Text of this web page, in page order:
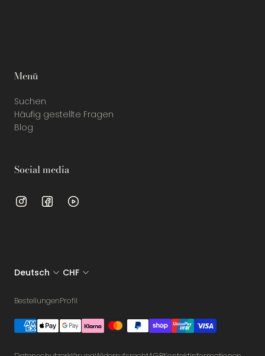
Menü
Suchen
Häufig gestellte Fragen
Blog
Social media
Deutsch CHF
BestellungenProfil